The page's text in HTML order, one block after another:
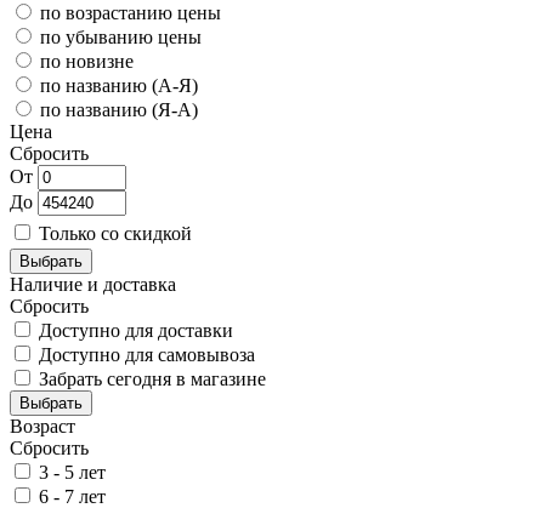
по возрастанию цены
по убыванию цены
по новизне
по названию (А-Я)
по названию (Я-А)
Цена
Сбросить
От
До
Только со скидкой
Выбрать
Наличие и доставка
Сбросить
Доступно для доставки
Доступно для самовывоза
Забрать сегодня в магазине
Выбрать
Возраст
Сбросить
3 - 5 лет
6 - 7 лет